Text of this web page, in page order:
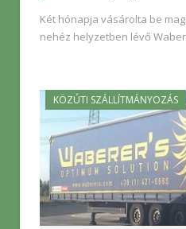
Két hónapja vásárolta be
nehéz helyzetben lévő
KÖZÚTI SZÁLLÍTMÁNYOZÁS